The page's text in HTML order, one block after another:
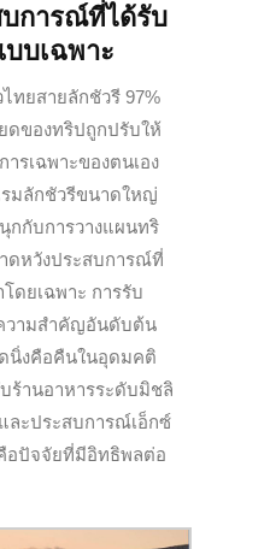
การณ์ที่ได้รับ
บเฉพาะ
ทยสายลักชัวรี 97%
ดของทริปถูกปรับให้
รเฉพาะของตนเอง
มลักชัวรีขนาดใหญ่
กกับการวางแผนทริ
ดหวังประสบการณ์ที่
ดยเฉพาะ การรับ
วามสำคัญอันดับต้น
นิ่งคือคืนในอุดมคติ
ร้านอาหารระดับมิชลิ
ละประสบการณ์เอ็กซ์
อปัจจัยที่มีอิทธิพลต่อ